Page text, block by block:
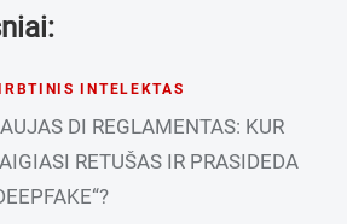
INTELEKTAS
DI REGLAMENTAS: KUR
RETUŠAS IR PRASIDEDA